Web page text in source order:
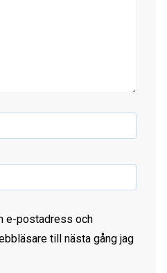
e-postadress och
till nästa gång jag